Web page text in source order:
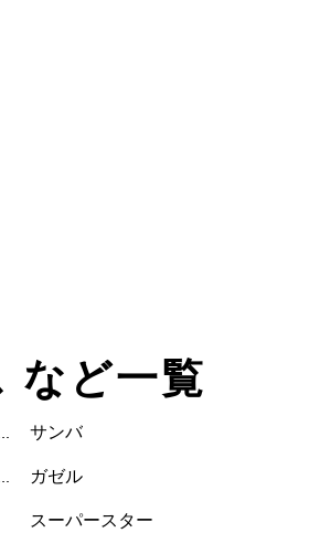
など一覧
サンバ
ガゼル
スーパースター